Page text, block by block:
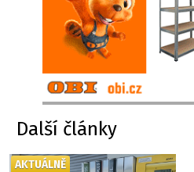
Další články
AKTUÁLNĚ